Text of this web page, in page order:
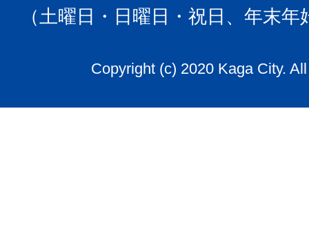
（土曜日・日曜日・祝日、年末
Copyright (c) 2020 Kaga City.